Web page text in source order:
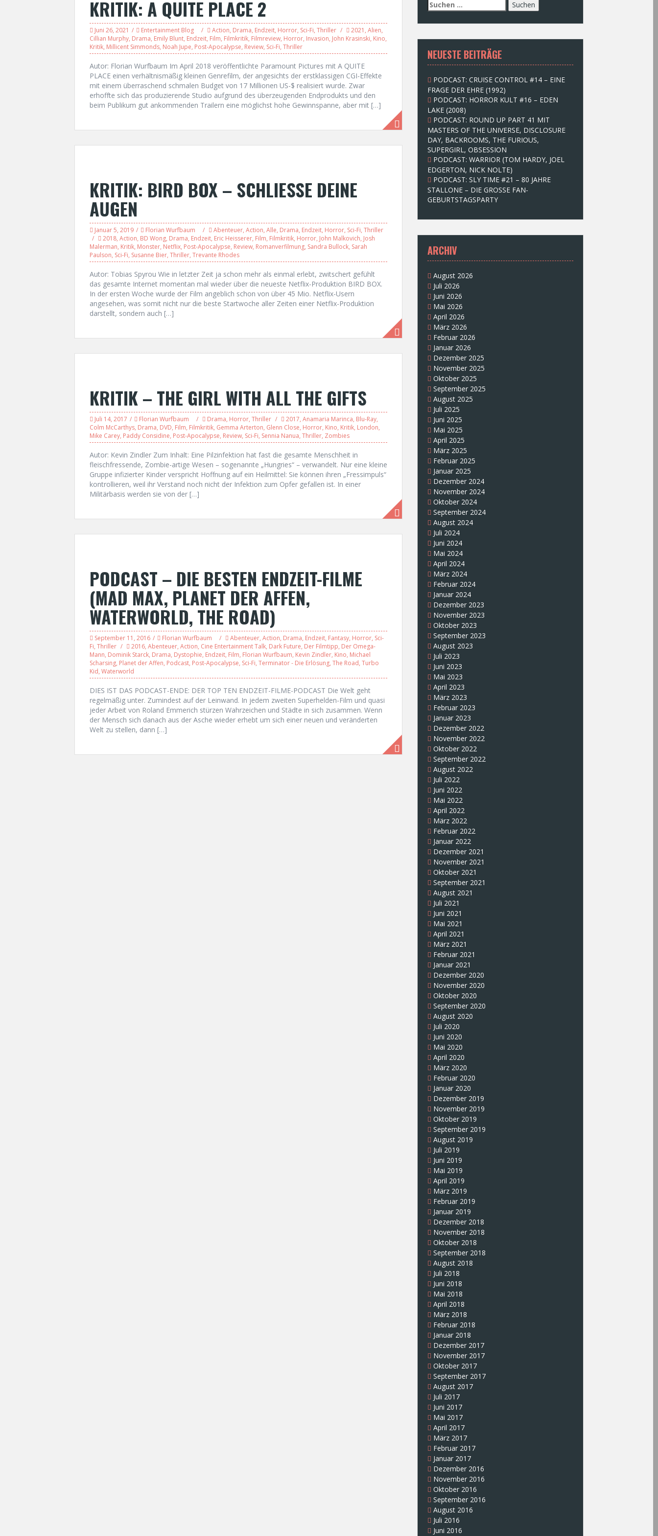
KRITIK: A QUITE PLACE 2
Juni 26, 2021 Entertainment Blog Action, Drama, Endzeit, Horror, Sci-Fi, Thriller 2021 , Alien,
Cillian Murphy, Drama, Emily Blunt, Endzeit, Film, Filmkritik, Filmreview, Horror, Invasion, John Krasinski, Kino,
Kritik, Millicent Simmonds, Noah Jupe, Post-Apocalypse, Review, Sci-Fi, Thriller
Autor: Florian Wurfbaum Im April 2018 veröffentlichte Paramount Pictures mit A QUITE
PLACE einen verhältnismäßig kleinen Genrefilm, der angesichts der erstklassigen CGI-Effekte
mit einem überraschend schmalen Budget von 17 Millionen US-$ realisiert wurde. Zwar
erhoffte sich das produzierende Studio aufgrund des überzeugenden Endprodukts und den
beim Publikum gut ankommenden Trailern eine möglichst hohe Gewinnspanne, aber mit […]
KRITIK: BIRD BOX – SCHLIESSE DEINE
AUGEN
Januar 5, 2019 Florian Wurfbaum Abenteuer, Action, Alle, Drama, Endzeit, Horror, Sci-Fi, Thriller
2018, Action, BD Wong, Drama, Endzeit, Eric Heisserer, Film, Filmkritik, Horror, John Malkovich, Josh
Malerman, Kritik, Monster, Netflix, Post-Apocalypse, Review, Romanverfilmung, Sandra Bullock, Sarah
Paulson, Sci-Fi, Susanne Bier, Thriller, Trevante Rhodes
Autor: Tobias Spyrou Wie in letzter Zeit ja schon mehr als einmal erlebt, zwitschert gefühlt
das gesamte Internet momentan mal wieder über die neueste Netflix-Produktion BIRD BOX.
In der ersten Woche wurde der Film angeblich schon von über 45 Mio. Netflix-Usern
angesehen, was somit nicht nur die beste Startwoche aller Zeiten einer Netflix-Produktion
darstellt, sondern auch […]
KRITIK – THE GIRL WITH ALL THE GIFTS
Juli 14, 2017 Florian Wurfbaum Drama, Horror, Thriller 2017, Anamaria Marinca, Blu-Ray,
Colm McCarthys, Drama, DVD, Film, Filmkritik, Gemma Arterton, Glenn Close, Horror, Kino, Kritik, London,
Mike Carey, Paddy Considine, Post-Apocalypse, Review, Sci-Fi, Sennia Nanua, Thriller, Zombies
Autor: Kevin Zindler Zum Inhalt: Eine Pilzinfektion hat fast die gesamte Menschheit in
fleischfressende, Zombie-artige Wesen – sogenannte „Hungries“ – verwandelt. Nur eine kleine
Gruppe infizierter Kinder verspricht Hoffnung auf ein Heilmittel: Sie können ihren „Fressimpuls“
kontrollieren, weil ihr Verstand noch nicht der Infektion zum Opfer gefallen ist. In einer
Militärbasis werden sie von der […]
PODCAST – DIE BESTEN ENDZEIT-FILME
(MAD MAX, PLANET DER AFFEN,
WATERWORLD, THE ROAD)
September 11, 2016 Florian Wurfbaum Abenteuer, Action, Drama, Endzeit, Fantasy, Horror, Sci-
Fi, Thriller 2016, Abenteuer, Action, Cine Entertainment Talk, Dark Future, Der Filmtipp, Der Omega-
Mann, Dominik Starck, Drama, Dystophie, Endzeit, Film, Florian Wurfbaum, Kevin Zindler, Kino, Michael
Scharsing, Planet der Affen, Podcast, Post-Apocalypse, Sci-Fi, Terminator - Die Erlösung, The Road, Turbo
Kid, Waterworld
DIES IST DAS PODCAST-ENDE: DER TOP TEN ENDZEIT-FILME-PODCAST Die Welt geht
regelmäßig unter. Zumindest auf der Leinwand. In jedem zweiten Superhelden-Film und quasi
jeder Arbeit von Roland Emmerich stürzen Wahrzeichen und Städte in sich zusammen. Wenn
der Mensch sich danach aus der Asche wieder erhebt um sich einer neuen und veränderten
Welt zu stellen, dann […]
S
u
c
e
n
n
c
h
:
NEUESTE BEITRÄGE
PODCAST: CRUISE CONTROL #14 – EINE
FRAGE DER EHRE (1992)
PODCAST: HORROR KULT #16 – EDEN
LAKE (2008)
PODCAST: ROUND UP PART 41 MIT
MASTERS OF THE UNIVERSE, DISCLOSURE
DAY, BACKROOMS, THE FURIOUS,
SUPERGIRL, OBSESSION
PODCAST: WARRIOR (TOM HARDY, JOEL
EDGERTON, NICK NOLTE)
PODCAST: SLY TIME #21 – 80 JAHRE
STALLONE – DIE GROSSE FAN-
GEBURTSTAGSPARTY
ARCHIV
August 2026
Juli 2026
Juni 2026
Mai 2026
April 2026
März 2026
Februar 2026
Januar 2026
Dezember 2025
November 2025
Oktober 2025
September 2025
August 2025
Juli 2025
Juni 2025
Mai 2025
April 2025
März 2025
Februar 2025
Januar 2025
Dezember 2024
November 2024
Oktober 2024
September 2024
August 2024
Juli 2024
Juni 2024
Mai 2024
April 2024
März 2024
Februar 2024
Januar 2024
Dezember 2023
November 2023
Oktober 2023
September 2023
August 2023
Juli 2023
Juni 2023
Mai 2023
April 2023
März 2023
Februar 2023
Januar 2023
Dezember 2022
November 2022
Oktober 2022
September 2022
August 2022
Juli 2022
Juni 2022
Mai 2022
April 2022
März 2022
Februar 2022
Januar 2022
Dezember 2021
November 2021
Oktober 2021
September 2021
August 2021
Juli 2021
Juni 2021
Mai 2021
April 2021
März 2021
Februar 2021
Januar 2021
Dezember 2020
November 2020
Oktober 2020
September 2020
August 2020
Juli 2020
Juni 2020
Mai 2020
April 2020
März 2020
Februar 2020
Januar 2020
Dezember 2019
November 2019
Oktober 2019
September 2019
August 2019
Juli 2019
Juni 2019
Mai 2019
April 2019
März 2019
Februar 2019
Januar 2019
Dezember 2018
November 2018
Oktober 2018
September 2018
August 2018
Juli 2018
Juni 2018
Mai 2018
April 2018
März 2018
Februar 2018
Januar 2018
Dezember 2017
November 2017
Oktober 2017
September 2017
August 2017
Juli 2017
Juni 2017
Mai 2017
April 2017
März 2017
Februar 2017
Januar 2017
Dezember 2016
November 2016
Oktober 2016
September 2016
August 2016
Juli 2016
Juni 2016